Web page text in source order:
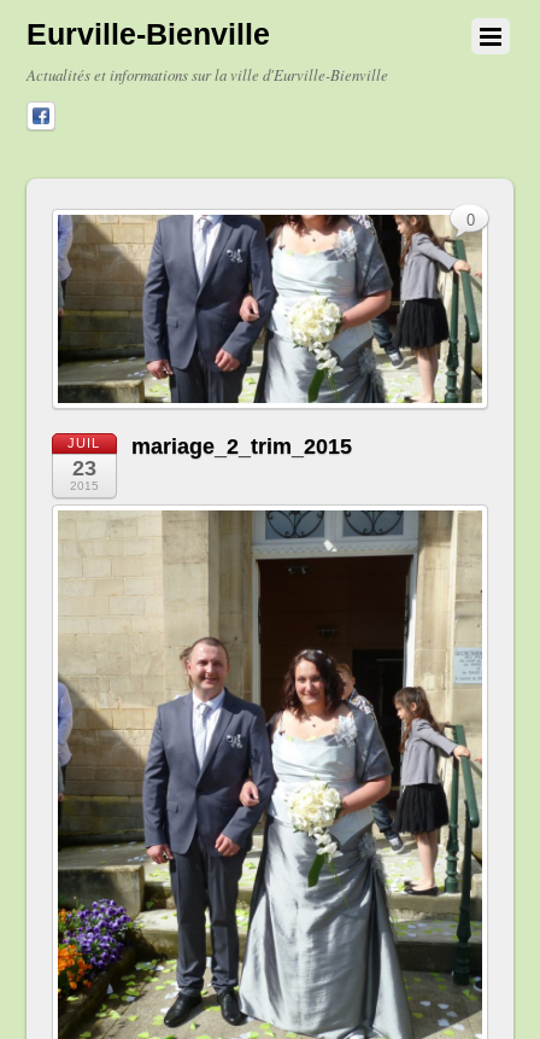
Eurville-Bienville
Actualités et informations sur la ville d'Eurville-Bienville
JUIL
23
2015
mariage_2_trim_2015
0